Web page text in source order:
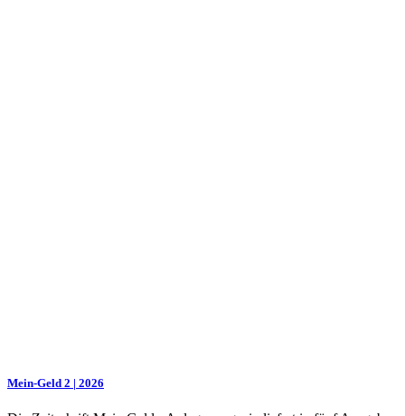
Mein-Geld 2 | 2026